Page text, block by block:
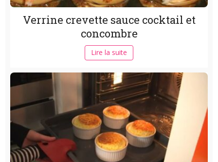
Verrine crevette sauce cocktail et
concombre
Lire la suite